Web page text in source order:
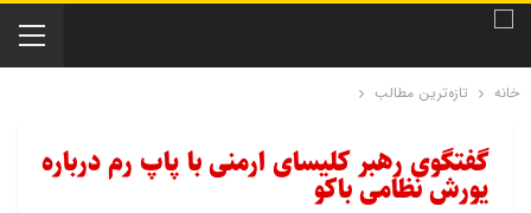
خانه تازه‌ترین مطالب
گفتگوی رهبر كلیسای ارمنی با پاپ رم درباره
یورش نظامی باكو